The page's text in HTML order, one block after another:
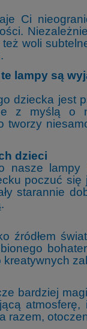
Ci
woli
lampy są
dziecka jest
z myślą o
tworzy
dzieci
nasze
poczuć
starannie
źródłem
bardziej
razem,